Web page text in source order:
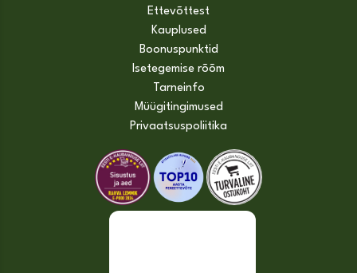
Ettevõttest
Kauplused
Boonuspunktid
Isetegemise rõõm
Tarneinfo
Müügitingimused
Privaatsuspoliitika